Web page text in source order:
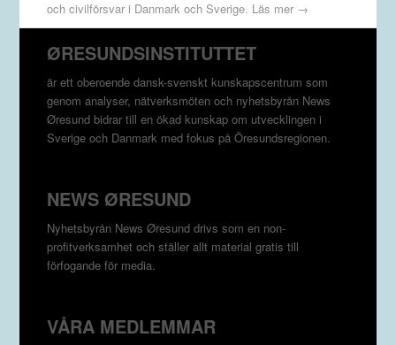
och civilförsvar i Danmark och Sverige. Läs mer →
ØRESUNDSINSTITUTTET
är ett oberoende dansk-svenskt kunskapscentrum som
genom analyser, nätverksmöten och nyhetsbyrån News
Øresund bidrar till en ökad kunskap om utvecklingen i
Sverige och Danmark med fokus på Öresundsregionen.
NEWS ØRESUND
Nyhetsbyrån News Øresund drivs som en non-
profitverksamhet och ställer allt material gratis till
förfogande för media.
VÅRA MEDLEMMAR